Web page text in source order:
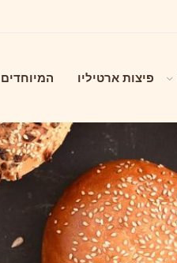
פיצות ארטיליו